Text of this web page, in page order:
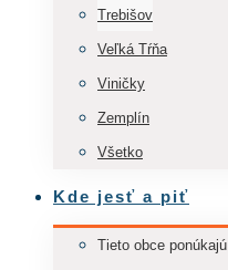
Trebišov
Veľká Tŕňa
Viničky
Zemplín
Všetko
Kde jesť a piť
Tieto obce ponúkajú